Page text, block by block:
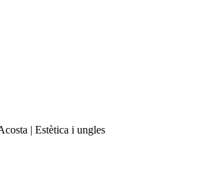
| Estètica i ungles